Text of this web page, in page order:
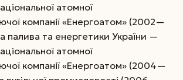
атомної
компанії «Енергоатом» (2002—
палива та енергетики України —
атомної
компанії «Енергоатом» (2004—